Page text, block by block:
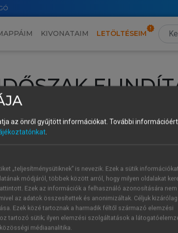
KIVONATAIM LETÖLTÉSEIM
be a saját fiókoddal, iskolai azonosítóddal vagy
1 óra díjmentes hozzáférésrevagy
vagy hozz
után a
ÚJ FIÓK
1 óra
az önről gyűjtött információkat. További
.
„teljesítménysütiknek” is nevezik. Ezek a sütik
módjáról, többek között arról, hogy milyen oldalakat
Ezek az információk a felhasználó azonosítására nem
az adatok összesítettek és anonimizáltak. Céljuk
Ezek közé tartoznak a harmadik féltől származó elemzési
tartozó sütik; ilyen elemzési szolgáltatások a
médiaanalitika.